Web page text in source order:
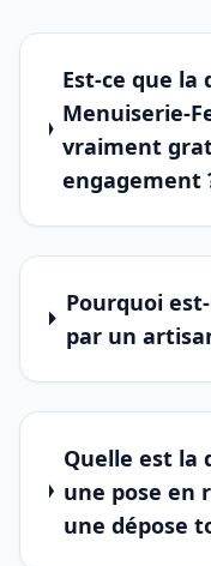
Est-ce que la
Menuiserie-
vraiment
engagement
Pourquoi
par un
Quelle est la
une pose en
une dépose